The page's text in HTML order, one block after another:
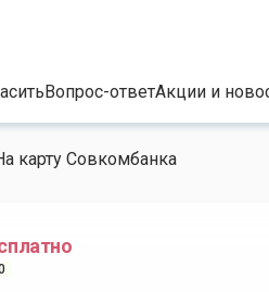
Вопрос-ответАкции и
карту Совкомбанка